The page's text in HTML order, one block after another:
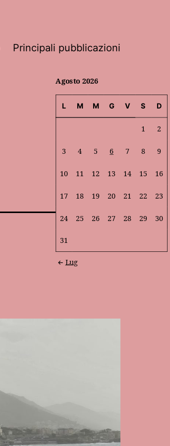
Principali pubblicazioni
Agosto 2026
L M M G V S D
1 2
3 4 5 6 7 8 9
10 11 12 13 14 15 16
17 18 19 20 21 22 23
24 25 26 27 28 29 30
31
Lug